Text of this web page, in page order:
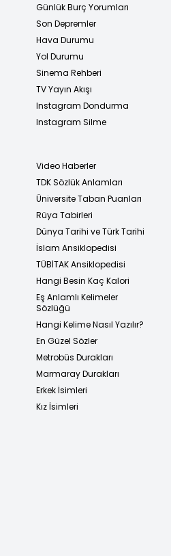
Günlük Burç Yorumları
Son Depremler
Hava Durumu
Yol Durumu
Sinema Rehberi
TV Yayın Akışı
Instagram Dondurma
Instagram Silme
Video Haberler
TDK Sözlük Anlamları
Üniversite Taban Puanları
Rüya Tabirleri
Dünya Tarihi ve Türk Tarihi
İslam Ansiklopedisi
TÜBİTAK Ansiklopedisi
Hangi Besin Kaç Kalori
Eş Anlamlı Kelimeler
Sözlüğü
Hangi Kelime Nasıl Yazılır?
En Güzel Sözler
Metrobüs Durakları
Marmaray Durakları
Erkek İsimleri
Kız İsimleri